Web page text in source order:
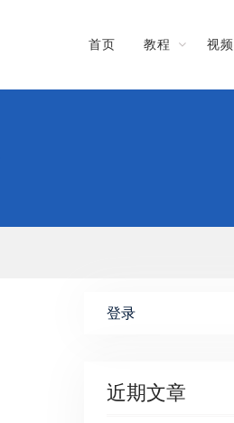
首页 教程 视频
登录
近期文章